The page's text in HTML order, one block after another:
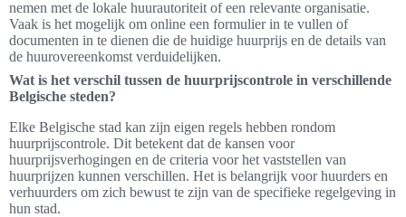
nemen met de lokale huurautoriteit of een relevante organisatie.
Vaak is het mogelijk om online een formulier in te vullen of
documenten in te dienen die de huidige huurprijs en de details van
de huurovereenkomst verduidelijken.
Wat is het verschil tussen de huurprijscontrole in verschillende
Belgische steden?
Elke Belgische stad kan zijn eigen regels hebben rondom
huurprijscontrole. Dit betekent dat de kansen voor
huurprijsverhogingen en de criteria voor het vaststellen van
huurprijzen kunnen verschillen. Het is belangrijk voor huurders en
verhuurders om zich bewust te zijn van de specifieke regelgeving in
hun stad.